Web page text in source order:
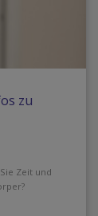
zu
Zeit und